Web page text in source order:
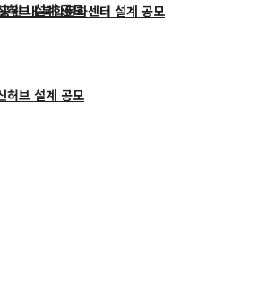
원 내 복합문화센터 설계 공모
허브 설계 공모
허브 설계 공모